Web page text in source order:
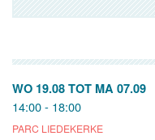
WO 19.08 TOT MA 07.09
14:00 - 18:00
PARC LIEDEKERKE